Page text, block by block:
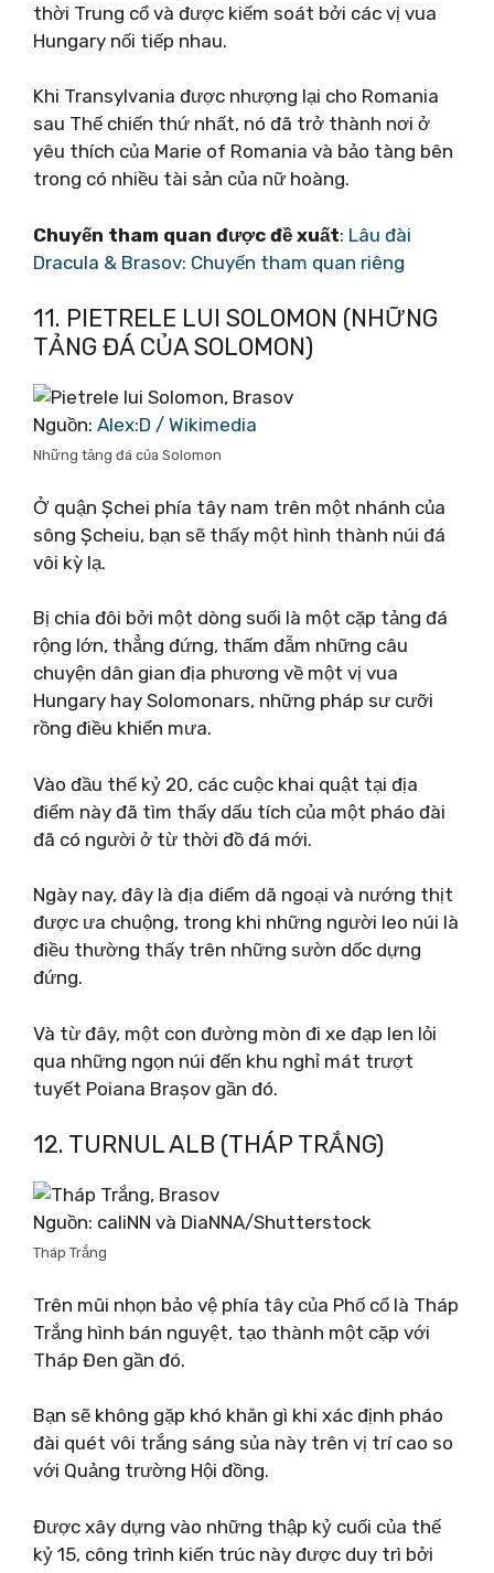
thời Trung cổ và được kiểm soát bởi các vị vua
Hungary nối tiếp nhau.
Khi Transylvania được nhượng lại cho Romania
sau Thế chiến thứ nhất, nó đã trở thành nơi ở
yêu thích của Marie of Romania và bảo tàng bên
trong có nhiều tài sản của nữ hoàng.
Chuyến tham quan được đề xuất: Lâu đài
Dracula & Brasov: Chuyến tham quan riêng
11. PIETRELE LUI SOLOMON (NHỮNG
TẢNG ĐÁ CỦA SOLOMON)
Nguồn: Alex:D / Wikimedia
Những tảng đá của Solomon
Ở quận Șchei phía tây nam trên một nhánh của
sông Șcheiu, bạn sẽ thấy một hình thành núi đá
vôi kỳ lạ.
Bị chia đôi bởi một dòng suối là một cặp tảng đá
rộng lớn, thẳng đứng, thấm đẫm những câu
chuyện dân gian địa phương về một vị vua
Hungary hay Solomonars, những pháp sư cưỡi
rồng điều khiển mưa.
Vào đầu thế kỷ 20, các cuộc khai quật tại địa
điểm này đã tìm thấy dấu tích của một pháo đài
đã có người ở từ thời đồ đá mới.
Ngày nay, đây là địa điểm dã ngoại và nướng thịt
được ưa chuộng, trong khi những người leo núi là
điều thường thấy trên những sườn dốc dựng
đứng.
Và từ đây, một con đường mòn đi xe đạp len lỏi
qua những ngọn núi đến khu nghỉ mát trượt
tuyết Poiana Brașov gần đó.
12. TURNUL ALB (THÁP TRẮNG)
Nguồn: caliNN và DiaNNA/Shutterstock
Tháp Trắng
Trên mũi nhọn bảo vệ phía tây của Phố cổ là Tháp
Trắng hình bán nguyệt, tạo thành một cặp với
Tháp Đen gần đó.
Bạn sẽ không gặp khó khăn gì khi xác định pháo
đài quét vôi trắng sáng sủa này trên vị trí cao so
với Quảng trường Hội đồng.
Được xây dựng vào những thập kỷ cuối của thế
kỷ 15, công trình kiến ​​trúc này được duy trì bởi